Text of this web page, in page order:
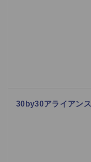
30by30アライアンス